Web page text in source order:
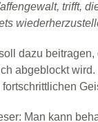
trifft,
dazu
abgeblockt
Man kann